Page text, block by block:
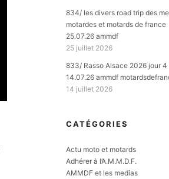
834/ les divers road trip des
motardes et motards de france
25.07.26 ammdf
25 juillet 2026
833/ Rasso Alsace 2026 jour 4
14.07.26 ammdf
14 juillet 2026
CATÉGORIES
Actu moto et motards
Adhérer à l’A.M.M.D.F.
AMMDF et les medias